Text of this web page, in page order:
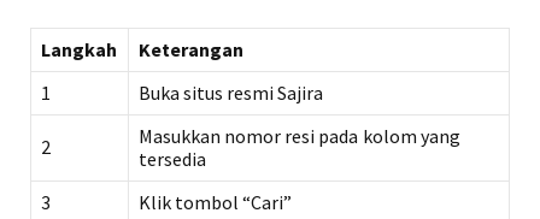
Langkah
Keterangan
1
Buka situs resmi Sajira
2
Masukkan nomor resi pada kolom yang
tersedia
3
Klik tombol “Cari”